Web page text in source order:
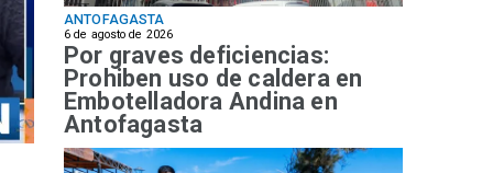
ANTOFAGASTA
6 de agosto de 2026
Por graves deficiencias:
Prohiben uso de caldera en
Embotelladora Andina en
Antofagasta